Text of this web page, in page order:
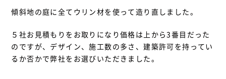
傾斜地の庭に全てウリン材を使って造り直しました。
５社お見積もりをお取りになり価格は上から3番目だった
のですが、デザイン、施工数の多さ、建築許可を持ってい
るか否かで弊社をお選びいただきました。